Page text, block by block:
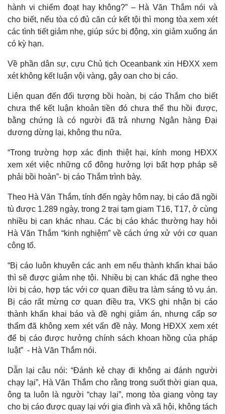
Thế giới
Quan sát
Hồ sơ
Multimedia
E-Magazine
Infographic
hành vi chiếm đoạt hay không?” – Hà Văn Thắm nói và
cho biết, nếu tòa có đủ căn cứ kết tội thì mong tòa xem xét
các tình tiết giảm nhẹ, giúp sức bị động, xin giảm xuống án
có kỳ hạn.
Về phần dân sự, cựu Chủ tịch Oceanbank xin HĐXX xem
xét không kết luận vội vàng, gây oan cho bị cáo.
Liên quan đến đối tượng bồi hoàn, bị cáo Thắm cho biết
chưa thể kết luận khoản tiền đó chưa thể thu hồi được,
bằng chứng là có người đã trả nhưng Ngân hàng Đại
dương dừng lại, không thu nữa.
“Trong trường hợp xác định thiệt hại, kính mong HĐXX
xem xét việc những cổ đông hưởng lợi bất hợp pháp sẽ
phải bồi hoàn”- bị cáo Thắm trình bày.
Theo Hà Văn Thắm, tính đến ngày hôm nay, bị cáo đã ngồi
tù được 1.289 ngày, trong 2 trại tạm giam T16, T17, ở cùng
nhiều bị can khác nhau. Các bị cáo khác thường hay hỏi
Hà Văn Thắm “kinh nghiệm” về cách ứng xử với cơ quan
công tố.
“Bị cáo luôn khuyên các anh em nếu thành khẩn khai báo
thì sẽ được giảm nhẹ tội. Nhiều bị can khác đã nghe theo
lời bị cáo, hợp tác với cơ quan điều tra làm sáng tỏ vụ án.
Bị cáo rất mừng cơ quan điều tra, VKS ghi nhận bị cáo
thành khẩn khai báo và đề nghị giảm án, nhưng cấp sơ
thẩm đã không xem xét vấn đề này. Mong HĐXX xem xét
để bị cáo được hưởng chính sách khoan hồng của pháp
luật” - Hà Văn Thắm nói.
Dẫn lại câu nói: “Đánh kẻ chạy đi không ai đánh người
chạy lại”, Hà Văn Thắm cho rằng trong suốt thời gian qua,
ông ta luôn là người “chạy lại”, mong tòa giang vòng tay
cho bị cáo được quay lại với gia đình và xã hội, không tách